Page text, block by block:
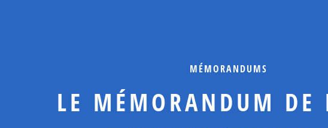
MÉMORANDUMS
LE MÉMORANDUM DE